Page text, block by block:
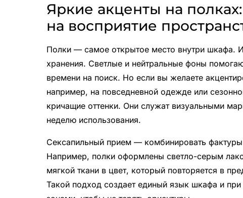
Яркие акценты на
на восприятие
Полки — самое открытое место внутри шкафа.
хранения. Светлые и нейтральные фоны
времени на поиск. Но если вы желаете
например, на повседневной одежде или
кричащие оттенки. Они служат визуальными
неделю использования.
Сексапильный прием — комбинировать
Например, полки оформлены светло-серым
мягкой ткани в цвет, который повторяется в
Такой подход создает единый язык шкафа и